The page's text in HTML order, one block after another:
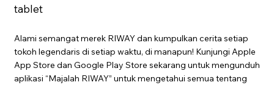
tablet
Alami semangat merek RIWAY dan kumpulkan cerita setiap
tokoh legendaris di setiap waktu, di manapun! Kunjungi Apple
App Store dan Google Play Store sekarang untuk mengunduh
aplikasi “Majalah RIWAY” untuk mengetahui semua tentang